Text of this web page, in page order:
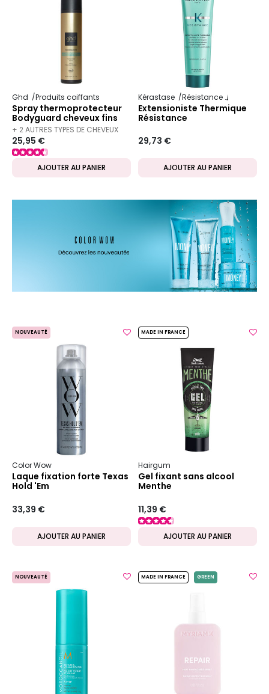
Ghd Produits coiffants
Spray thermoprotecteur
Bodyguard cheveux fins
+ 2 AUTRES TYPES DE CHEVEUX
DISPONIBLES
25,95 €
AJOUTER AU PANIER
Kérastase Résistance
Extensioniste Thermique
Résistance
29,73 €
AJOUTER AU PANIER
NOUVEAUTÉ
Color Wow
Laque fixation forte Texas
Hold 'Em
33,39 €
AJOUTER AU PANIER
MADE IN FRANCE
Hairgum
Gel fixant sans alcool
Menthe
11,39 €
AJOUTER AU PANIER
NOUVEAUTÉ MADE IN FRANCE GREEN